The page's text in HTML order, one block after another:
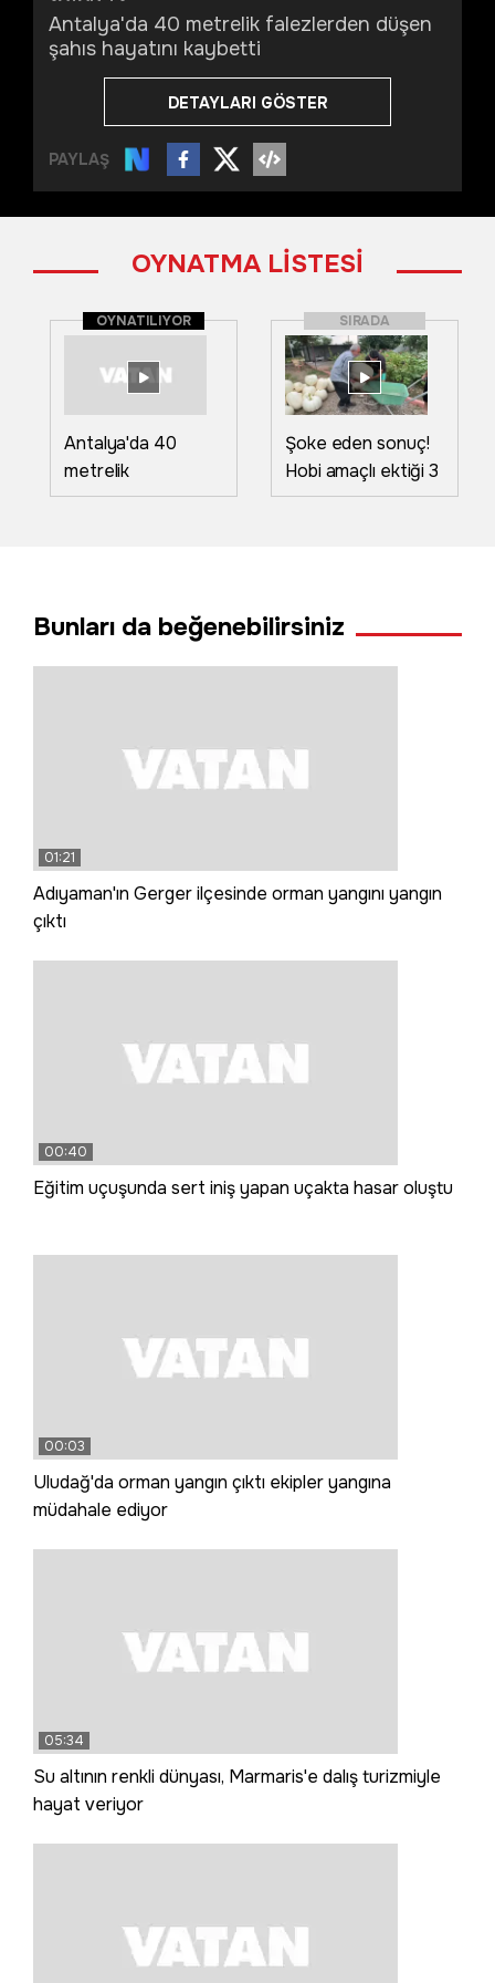
Antalya'da 40 metrelik falezlerden düşen
şahıs hayatını kaybetti
DETAYLARI GÖSTER
PAYLAŞ
OYNATMA LİSTESİ
OYNATILIYOR
Antalya'da 40
metrelik
falezlerden düşen
SIRADA
Şoke eden sonuç!
Hobi amaçlı ektiği 3
kök kabaktan 1
Bunları da beğenebilirsiniz
01:21
Adıyaman'ın Gerger ilçesinde orman yangını yangın
çıktı
00:40
Eğitim uçuşunda sert iniş yapan uçakta hasar oluştu
00:03
Uludağ'da orman yangın çıktı ekipler yangına
müdahale ediyor
05:34
Su altının renkli dünyası, Marmaris'e dalış turizmiyle
hayat veriyor